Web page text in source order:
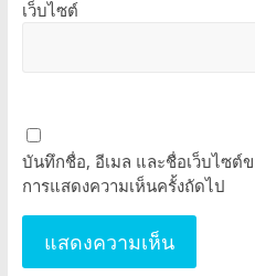
เว็บไซต์
บันทึกชื่อ, อีเมล และชื่อเว็บไซต์
การแสดงความเห็นครั้งถัดไป